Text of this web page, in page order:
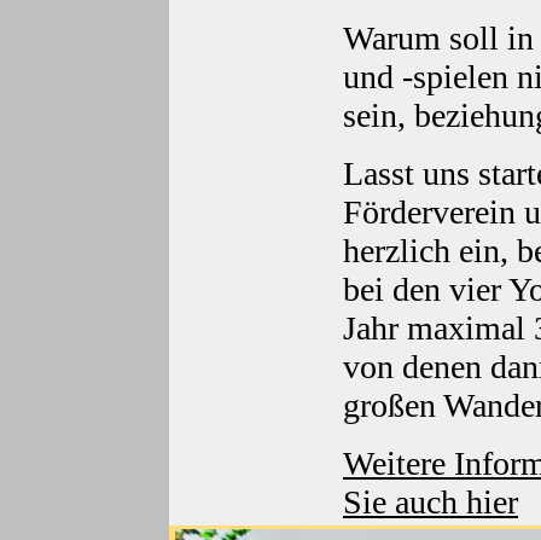
Warum soll in
und -spielen
sein,
Lasst uns
Förderverein
herzlich ein,
bei den vier
Jahr maximal
von denen
großen
Weitere
Sie auch hier